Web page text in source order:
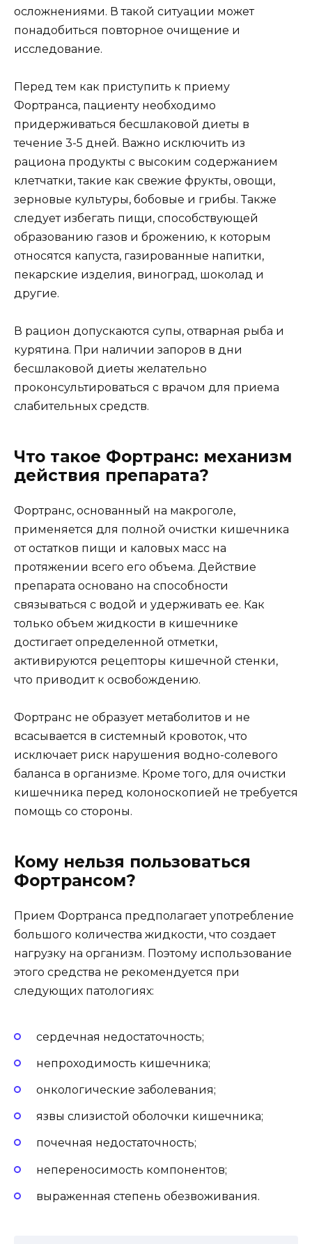
осложнениями. В такой ситуации может
понадобиться повторное очищение и
исследование.
Перед тем как приступить к приему
Фортранса, пациенту необходимо
придерживаться бесшлаковой диеты в
течение 3-5 дней. Важно исключить из
рациона продукты с высоким содержанием
клетчатки, такие как свежие фрукты, овощи,
зерновые культуры, бобовые и грибы. Также
следует избегать пищи, способствующей
образованию газов и брожению, к которым
относятся капуста, газированные напитки,
пекарские изделия, виноград, шоколад и
другие.
В рацион допускаются супы, отварная рыба и
курятина. При наличии запоров в дни
бесшлаковой диеты желательно
проконсультироваться с врачом для приема
слабительных средств.
Что такое Фортранс: механизм
действия препарата?
Фортранс, основанный на макроголе,
применяется для полной очистки кишечника
от остатков пищи и каловых масс на
протяжении всего его объема. Действие
препарата основано на способности
связываться с водой и удерживать ее. Как
только объем жидкости в кишечнике
достигает определенной отметки,
активируются рецепторы кишечной стенки,
что приводит к освобождению.
Фортранс не образует метаболитов и не
всасывается в системный кровоток, что
исключает риск нарушения водно-солевого
баланса в организме. Кроме того, для очистки
кишечника перед колоноскопией не требуется
помощь со стороны.
Кому нельзя пользоваться
Фортрансом?
Прием Фортранса предполагает употребление
большого количества жидкости, что создает
нагрузку на организм. Поэтому использование
этого средства не рекомендуется при
следующих патологиях:
сердечная недостаточность;
непроходимость кишечника;
онкологические заболевания;
язвы слизистой оболочки кишечника;
почечная недостаточность;
непереносимость компонентов;
выраженная степень обезвоживания.